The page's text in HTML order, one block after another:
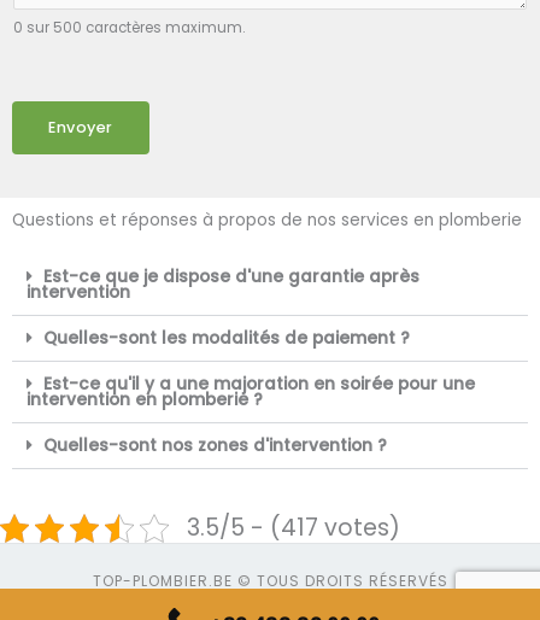
0 sur 500 caractères maximum.
Envoyer
Questions et réponses à propos de nos services en plomberie
Est-ce que je dispose d'une garantie après
intervention
Quelles-sont les modalités de paiement ?
Est-ce qu'il y a une majoration en soirée pour une
intervention en plomberie ?
Quelles-sont nos zones d'intervention ?
3.5/5 - (417 votes)
TOP-PLOMBIER.BE © TOUS DROITS RÉSERVÉS